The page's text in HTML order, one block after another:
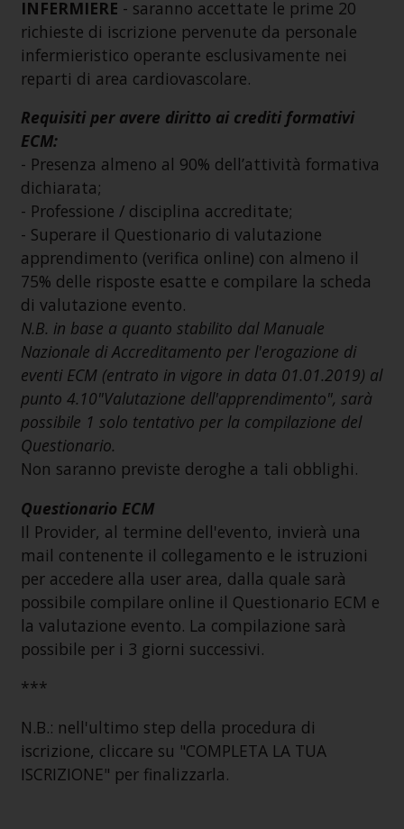
INFERMIERE - saranno accettate le prime 20
richieste di iscrizione pervenute da personale
infermieristico operante esclusivamente nei
reparti di area cardiovascolare.
Requisiti per avere diritto ai crediti formativi
ECM:
- Presenza almeno al 90% dell’attività formativa
dichiarata;
- Professione / disciplina accreditate;
- Superare il Questionario di valutazione
apprendimento (verifica online) con almeno il
75% delle risposte esatte e compilare la scheda
di valutazione evento.
N.B. in base a quanto stabilito dal Manuale
Nazionale di Accreditamento per l'erogazione di
eventi ECM (entrato in vigore in data 01.01.2019) al
punto 4.10"Valutazione dell'apprendimento", sarà
possibile 1 solo tentativo per la compilazione del
Questionario.
Non saranno previste deroghe a tali obblighi.
Questionario ECM
Il Provider, al termine dell'evento, invierà una
mail contenente il collegamento e le istruzioni
per accedere alla user area, dalla quale sarà
possibile compilare online il Questionario ECM e
la valutazione evento. La compilazione sarà
possibile per i 3 giorni successivi.
***
N.B.: nell'ultimo step della procedura di
iscrizione, cliccare su "COMPLETA LA TUA
ISCRIZIONE" per finalizzarla.